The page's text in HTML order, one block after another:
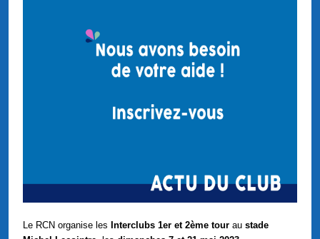
Le RCN organise les Interclubs 1er et 2ème tour au stade